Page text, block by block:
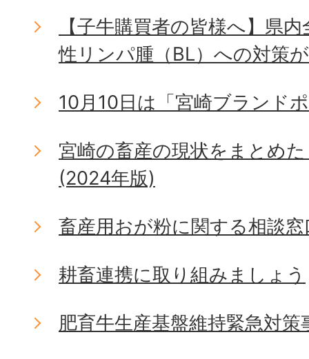
【子牛購買者の皆様へ】県
性リンパ腫（BL）への対策
10月10日は「宮崎ブランド
宮崎の畜産の現状をまとめ
(2024年版)
畜産用おが粉に関する相談
耕畜連携に取り組みましょう
肥育牛生産基盤維持緊急対策